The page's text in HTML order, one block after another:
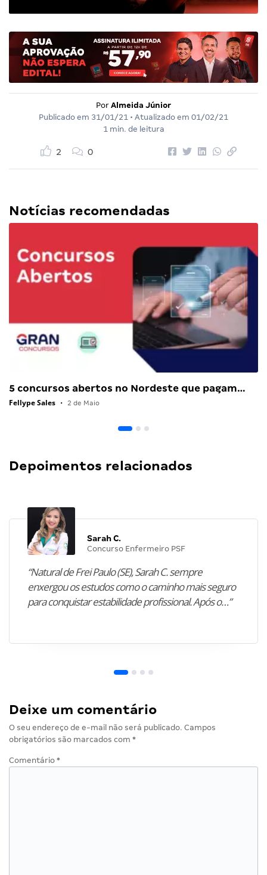
Por Almeida Júnior
Publicado em 31/01/21 • Atualizado em 01/02/21
1 min. de leitura
2 0
Notícias recomendadas
5 concursos abertos no Nordeste que pagam…
Fellype Sales • 2 de Maio
Depoimentos relacionados
Sarah C.
Concurso Enfermeiro PSF
“Natural de Frei Paulo (SE), Sarah C. sempre
enxergou os estudos como o caminho mais seguro
para conquistar estabilidade profissional. Após o…”
Deixe um comentário
O seu endereço de e-mail não será publicado. Campos
obrigatórios são marcados com *
Comentário *